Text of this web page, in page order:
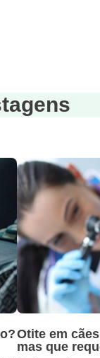
Otite em
mas que